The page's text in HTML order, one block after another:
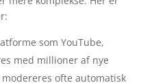
som YouTube,
med millioner af nye
ofte automatisk